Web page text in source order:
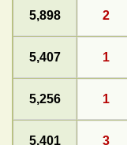
2
5,898
1
5,407
1
5,256
3
5,401